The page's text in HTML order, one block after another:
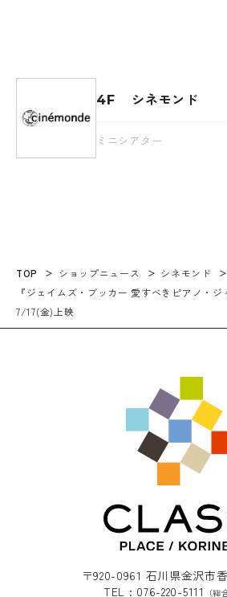
4F シネモンド
ミニシアター
TOP ショップニュース
シネモンド
『ジェイムズ・ブッカー 愛すべきピアノ・
7/17(金)上映
〒920-0961 石川県金沢市
TEL : 076-220-5111
（総